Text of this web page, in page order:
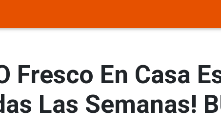
Fresco En Casa
Las Semanas!